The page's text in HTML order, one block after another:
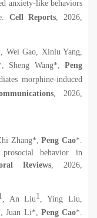
anxiety-like behaviors
Cell Reports , 2026,
, Wei Gao, Xinlu Yang,
Sheng Wang*, Peng
morphine-induced
, 2026,
Zhang*,Peng Cao*.
prosocial behavior in
Reviews, 2026,
, An Liu1 , Ying Liu,
Juan Li*, Peng Cao*.